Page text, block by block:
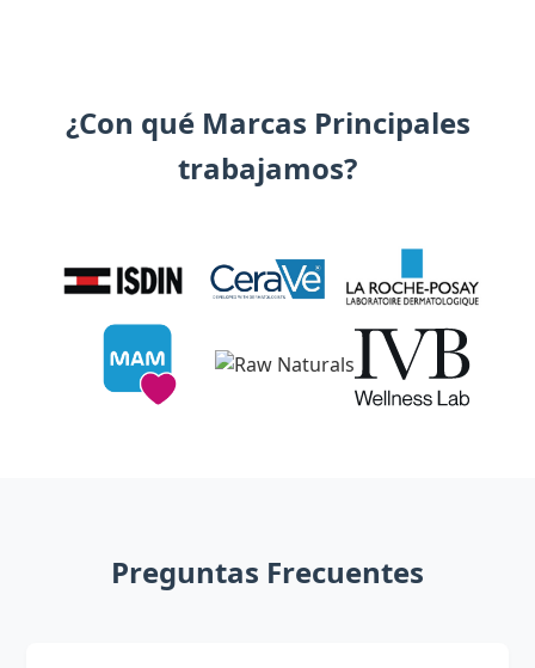
¿Con qué Marcas Principales
trabajamos?
Preguntas Frecuentes